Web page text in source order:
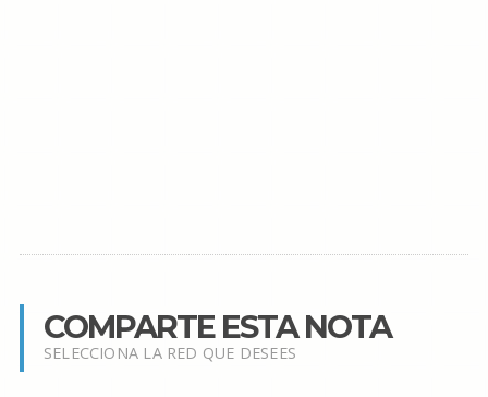
COMPARTE ESTA NOTA
SELECCIONA LA RED QUE DESEES